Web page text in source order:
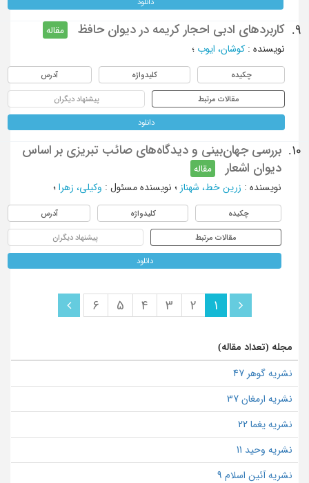
9. کاربردهای ادبی احجار کریمه در دیوان حافظ
مقاله
نویسنده: کوشان، ایوب؛
چکیده کلیدواژه آدرس
مقالات مرتبط پیشنهاد دیگران
دانلود
10.
بررسی جهان‌بینی و دیدگاه‌های صائب تبریزی بر اساس
دیوان اشعار
مقاله
نویسنده: زرین خط، شهناز؛ نویسنده مسئول : وکیلی، زهرا ؛
چکیده کلیدواژه آدرس
مقالات مرتبط پیشنهاد دیگران
دانلود
1
2
3
4
5
6
مجله (تعداد مقاله)
نشریه گوهر 47
نشریه ارمغان 37
نشریه یغما 22
نشریه وحید 11
نشریه آئین اسلام 9